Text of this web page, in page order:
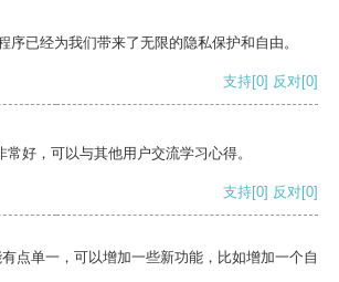
序已经为我们带来了无限的隐私保护和自由。
支持[0] 反对[0]
好，可以与其他用户交流学习心得。
支持[0] 反对[0]
点单一，可以增加一些新功能，比如增加一个自